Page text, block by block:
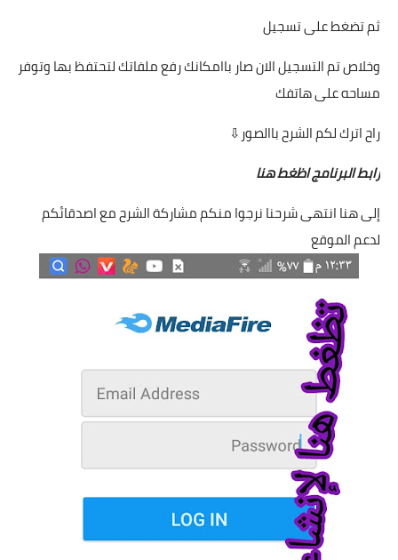
ثم تضغط على تسجيل
وخلاص تم التسجيل الان صار باامكانك رفع ملفاتك لتحتفظ بها وتوفر
مساحه على هاتفك
راح اترك لكم الشرح باالصور⇩
رابط البرنامجاظغطهنا
إلى هنا انتهى شرحنا نرجوا منكم مشاركة الشرح مع اصدقائكم
لدعم الموقع